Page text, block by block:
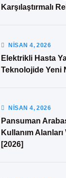
Karşılaştırmalı
NISAN4, 2026
Elektrikli Hasta
Teknolojide Yeni
NISAN4, 2026
Pansuman
Kullanım
[2026]